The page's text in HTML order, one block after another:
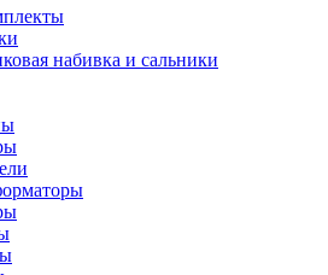
набивка и сальники